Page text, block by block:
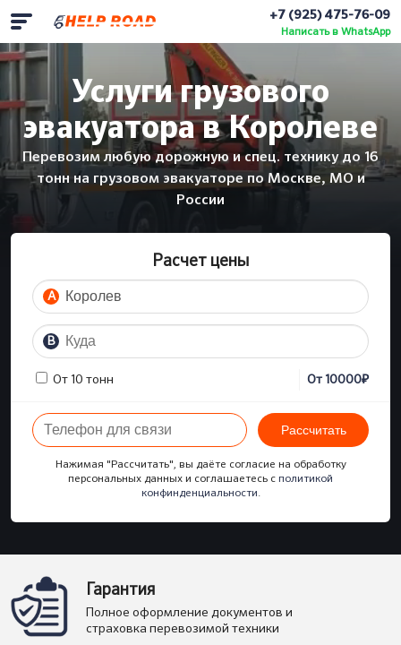
+7 (925) 475-76-09
Написать в WhatsApp
Услуги грузового
эвакуатора в Королеве
Перевозим любую дорожную и спец. технику до 16
тонн на грузовом эвакуаторе по Москве, МО и
России
Расчет цены
A
B
От 10 тонн От 10000₽
Рассчитать
Нажимая "Рассчитать", вы даёте согласие на обработку
персональных данных и соглашаетесь с политикой
конфинденциальности.
Гарантия
Полное оформление документов и
страховка перевозимой техники